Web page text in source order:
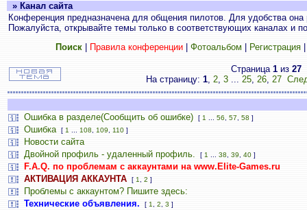
» Канал сайта
Конференция предназначена для общения пилотов. Для удобства
Пожалуйста, открывайте темы только в соответствующих каналах и
Поиск| Правила конференции| Фотоальбом Регистрация
Страница 1из 27
На страницу: 1, 2, 3 ... 25, 26, 27
Ошибка в разделе(Сообщить об ошибке) [ 1 56 57 58 ]
Ошибка [ 1 108 109 110 ]
Новости сайта
Двойной профиль - удаленный профиль.
[ 1 38 39 40 ]
F.A.Q. по проблемам с аккаунтами на www.Elite-Games.ru
АКТИВАЦИЯ АККАУНТА
[ 1 2 ]
Проблемы с аккаунтом? Пишите здесь:
Технические объявления.
[ 1 2 3 ]